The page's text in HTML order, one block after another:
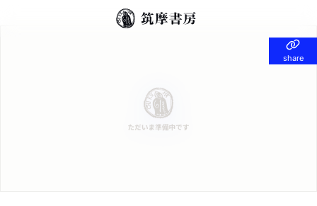
share
share